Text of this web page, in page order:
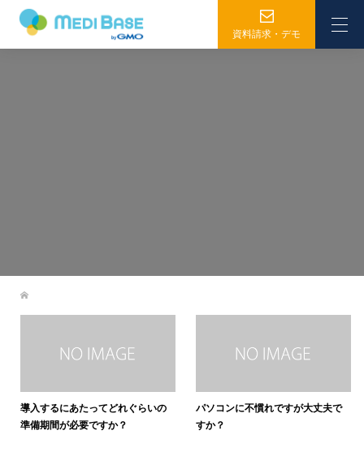
資料請求・デモ
導入するにあたってどれぐらいの
準備期間が必要ですか？
パソコンに不慣れですが大丈夫で
すか？